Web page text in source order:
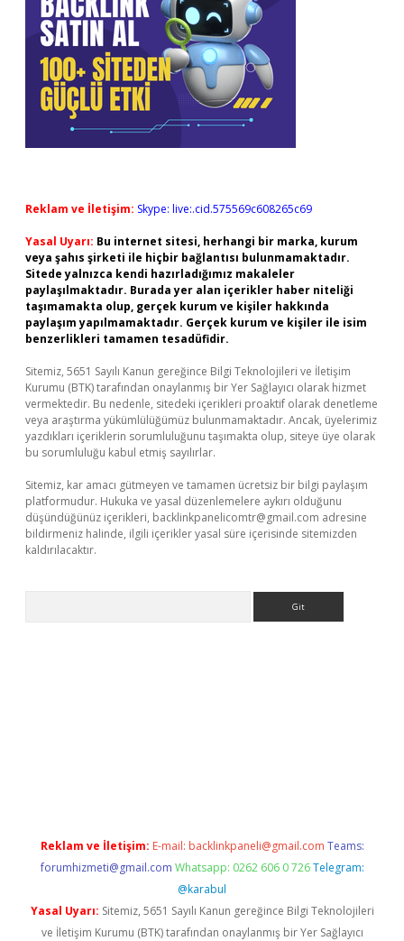
Reklam ve İletişim: Skype: live:.cid.575569c608265c69
Yasal Uyarı: Bu internet sitesi, herhangi bir marka, kurum
veya şahıs şirketi ile hiçbir bağlantısı bulunmamaktadır.
Sitede yalnızca kendi hazırladığımız makaleler
paylaşılmaktadır. Burada yer alan içerikler haber niteliği
taşımamakta olup, gerçek kurum ve kişiler hakkında
paylaşım yapılmamaktadır. Gerçek kurum ve kişiler ile isim
benzerlikleri tamamen tesadüfidir.
Sitemiz, 5651 Sayılı Kanun gereğince Bilgi Teknolojileri ve İletişim
Kurumu (BTK) tarafından onaylanmış bir Yer Sağlayıcı olarak hizmet
vermektedir. Bu nedenle, sitedeki içerikleri proaktif olarak denetleme
veya araştırma yükümlülüğümüz bulunmamaktadır. Ancak, üyelerimiz
yazdıkları içeriklerin sorumluluğunu taşımakta olup, siteye üye olarak
bu sorumluluğu kabul etmiş sayılırlar.
Sitemiz, kar amacı gütmeyen ve tamamen ücretsiz bir bilgi paylaşım
platformudur. Hukuka ve yasal düzenlemelere aykırı olduğunu
düşündüğünüz içerikleri, backlinkpanelicomtr@gmail.com adresine
bildirmeniz halinde, ilgili içerikler yasal süre içerisinde sitemizden
kaldırılacaktır.
Reklam ve İletişim: E-mail: backlinkpaneli@gmail.com Teams:
forumhizmeti@gmail.com Whatsapp: 0262 606 0 726 Telegram:
@karabul
Yasal Uyarı: Sitemiz, 5651 Sayılı Kanun gereğince Bilgi Teknolojileri
ve İletişim Kurumu (BTK) tarafından onaylanmış bir Yer Sağlayıcı